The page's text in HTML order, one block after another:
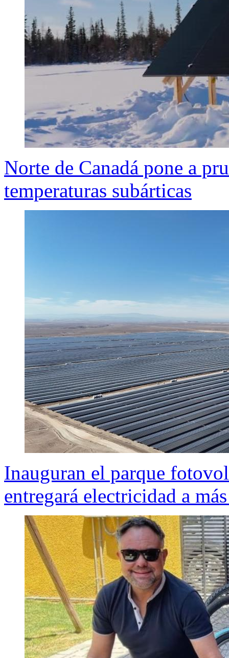
Norte de Canadá pone a
temperaturas subárticas
Inauguran el parque
entregará electricidad a